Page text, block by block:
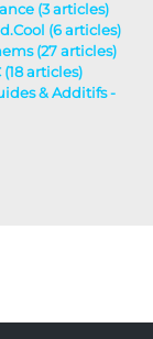
(3 articles)
(6 articles)
(27 articles)
articles)
& Additifs -